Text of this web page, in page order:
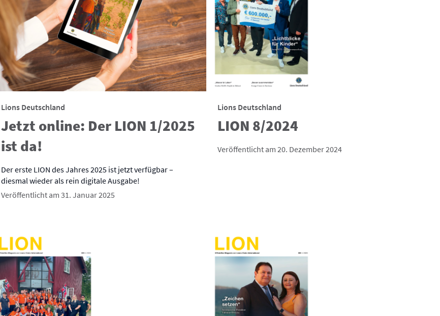
Lions Deutschland
Jetzt online: Der LION 1/2025
ist da!
Der erste LION des Jahres 2025 ist jetzt verfügbar –
diesmal wieder als rein digitale Ausgabe!
Veröffentlicht am 31. Januar 2025
Lions Deutschland
LION 8/2024
Veröffentlicht am 20. Dezember 2024